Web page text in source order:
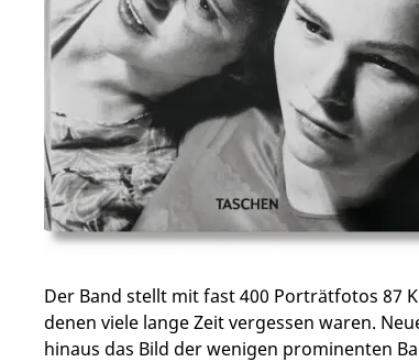
Der Band stellt mit fast 400 Porträtfotos 87
denen viele lange Zeit vergessen waren.
hinaus das Bild der wenigen prominenten